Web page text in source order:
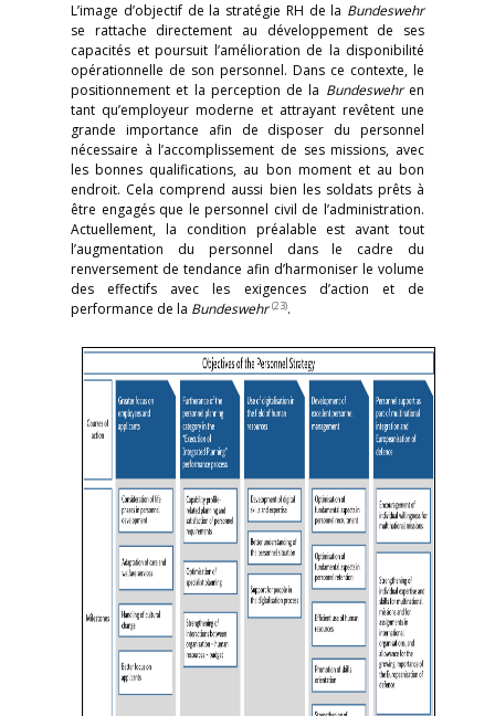
L’image d’objectif de la stratégie RH de la Bundeswehr
se rattache directement au développement de ses
capacités et poursuit l’amélioration de la disponibilité
opérationnelle de son personnel. Dans ce contexte, le
positionnement et la perception de la Bundeswehren
tant qu’employeur moderne et attrayant revêtent une
grande importance afin de disposer du personnel
nécessaire à l’accomplissement de ses missions, avec
les bonnes qualifications, au bon moment et au bon
endroit. Cela comprend aussi bien les soldats prêts à
être engagés que le personnel civil de l’administration.
Actuellement, la condition préalable est avant tout
l’augmentation du personnel dans le cadre du
renversement de tendance afin d’harmoniser le volume
des effectifs avec les exigences d’action et de
performance de la Bundeswehr (23).